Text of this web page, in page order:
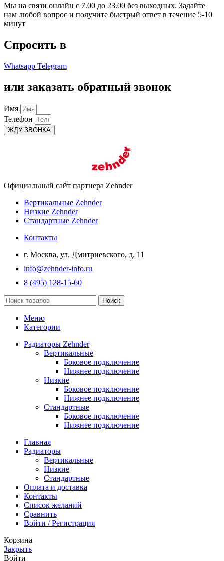
Мы на связи онлайн с 7.00 до 23.00 без выходных. Задайте
нам любой вопрос и получите быстрый ответ в течение 5-10
минут
Спросить в
Whatsapp Telegram
или заказать обратный звонок
Имя
Телефон
ЖДУ ЗВОНКА
Официальный сайт партнера Zehnder
Вертикальные Zehnder
Низкие Zehnder
Стандартные Zehnder
Контакты
г. Москва, ул. Дмитриевского, д. 11
info@zehnder-info.ru
8 (495) 128-15-60
Поиск
Меню
Категории
Радиаторы Zehnder
Вертикальные
Боковое подключение
Нижнее подключение
Низкие
Боковое подключение
Нижнее подключение
Стандартные
Боковое подключение
Нижнее подключение
Главная
Радиаторы
Вертикальные
Низкие
Стандартные
Оплата и доставка
Контакты
Список желаний
Сравнить
Войти / Регистрация
Корзина
Закрыть
Войти